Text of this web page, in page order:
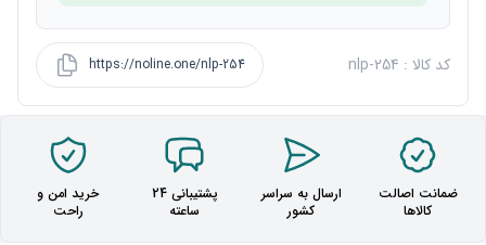
کد کالا : nlp-254 https://noline.one/nlp-254
ضمانت اصالت
کالاها
ارسال به سراسر
کشور
پشتیبانی 24
ساعته
خرید امن و
راحت